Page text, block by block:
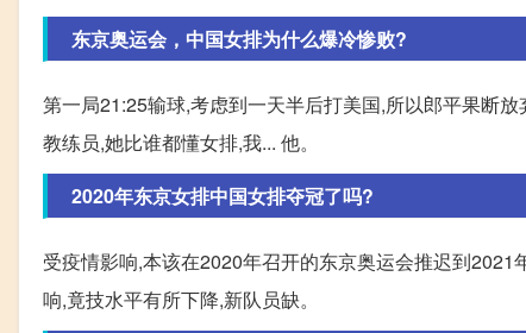
东京奥运会，中国女排为什么爆冷惨败?
第一局21:25输球,考虑到一天半后打美国,所以郎平果断
教练员,她比谁都懂女排,我... 他。
2020年东京女排中国女排夺冠了吗?
受疫情影响,本该在2020年召开的东京奥运会推迟到
响,竟技水平有所下降,新队员缺。